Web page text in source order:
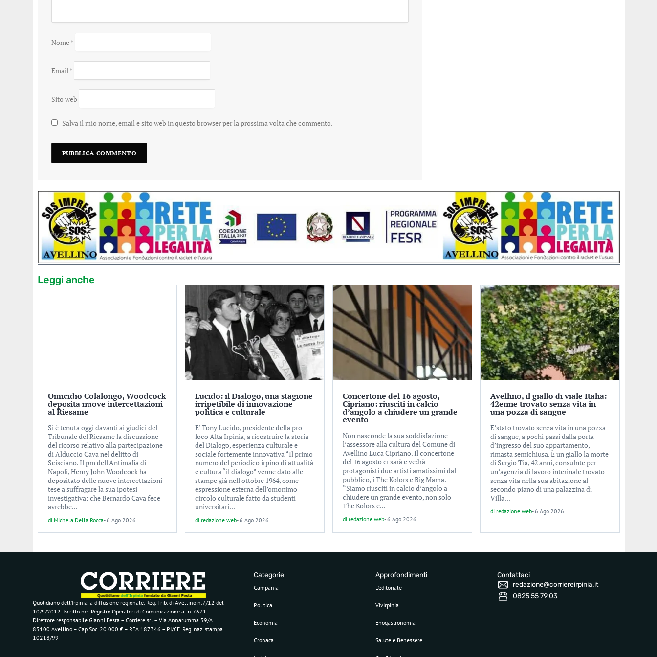
Nome*
Email *
Sito web
Salva il mio nome, email e sito web in questo browser per la prossima volta che commento.
Leggi anche
Omicidio Colalongo, Woodcock
deposita nuove intercettazioni
al Riesame
Si è tenuta oggi davanti ai giudici del
Tribunale del Riesame la discussione
del ricorso relativo alla partecipazione
di Alduccio Cava nel delitto di
Scisciano. Il pm dell’Antimafia di
Napoli, Henry John Woodcock ha
depositato delle nuove intercettazioni
tese a suffragare la sua ipotesi
investigativa: che Bernardo Cava fece
avrebbe...
di Michela Della Rocca-6 Ago 2026
Lucido: il Dialogo, una stagione
irripetibile di innovazione
politica e culturale
E’ Tony Lucido, presidente della pro
loco Alta Irpinia, a ricostruire la storia
del Dialogo, esperienza culturale e
sociale fortemente innovativa “Il primo
numero del periodico irpino di attualità
e cultura “il dialogo” venne dato alle
stampe già nell’ottobre 1964, come
espressione esterna dell’omonimo
circolo culturale fatto da studenti
universitari...
di redazione web-6 Ago 2026
Concertone del 16 agosto,
Cipriano: riusciti in calcio
d’angolo a chiudere un grande
evento
Non nasconde la sua soddisfazione
l’assessore alla cultura del Comune di
Avellino Luca Cipriano. Il concertone
del 16 agosto ci sarà e vedrà
protagonisti due artisti amatissimi dal
pubblico, i The Kolors e Big Mama.
“Siamo riusciti in calcio d’angolo a
chiudere un grande evento, non solo
The Kolors e...
di redazione web-6 Ago 2026
Avellino, il giallo di viale Italia:
42enne trovato senza vita in
una pozza di sangue
E’stato trovato senza vita in una pozza
di sangue, a pochi passi dalla porta
d’ingresso del suo appartamento,
rimasta semichiusa. È un giallo la morte
di Sergio Tia, 42 anni, consulnte per
un’agenzia di lavoro interinale trovato
senza vita nella sua abitazione al
secondo piano di una palazzina di
Villa...
di redazione web-6 Ago 2026
Quotidiano dell’Irpinia, a diffusione regionale. Reg. Trib. di Avellino n.7/12 del
10/9/2012. Iscritto nel Registro Operatori di Comunicazione al n.7671
Direttore responsabile Gianni Festa – Corriere srl – Via Annarumma 39/A
83100 Avellino – Cap.Soc. 20.000 € – REA 187346 – PI/CF. Reg. naz. stampa
10218/99
Categorie
Campania
Politica
Economia
Cronaca
Approfondimenti
L’editoriale
VivIrpinia
Enogastronomia
Salute e Benessere
Contattaci
redazione@corriereirpinia.it
0825 55 79 03